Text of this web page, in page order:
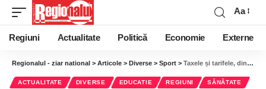
Aa
Regiuni Actualitate Politică Economie Externe
Regionalul - ziar national > Articole > Diverse > Sport > Taxele și tarifele, din competenţa CJI, rămân neschimbate în 2023
ACTUALITATE DIVERSE EDUCATIE REGIUNI SĂNĂTATE